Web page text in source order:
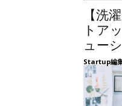
【洗
トア
ュー
Startup編